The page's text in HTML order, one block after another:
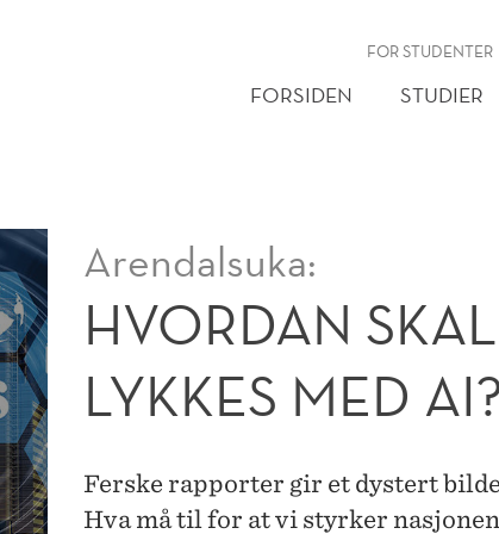
FOR STUDENTER
FORSIDEN STUDIER
Arendalsuka:
HVORDAN
LYKKES MED AI?
Ferske rapporter gir et dystert
Hva må til for at vi styrker